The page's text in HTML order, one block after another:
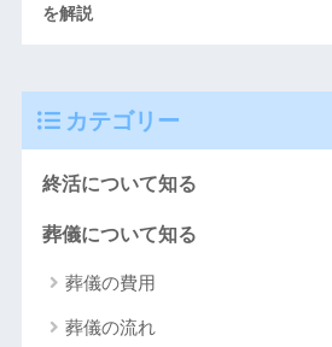
を解説
カテゴリー
終活について知る
葬儀について知る
葬儀の費用
葬儀の流れ